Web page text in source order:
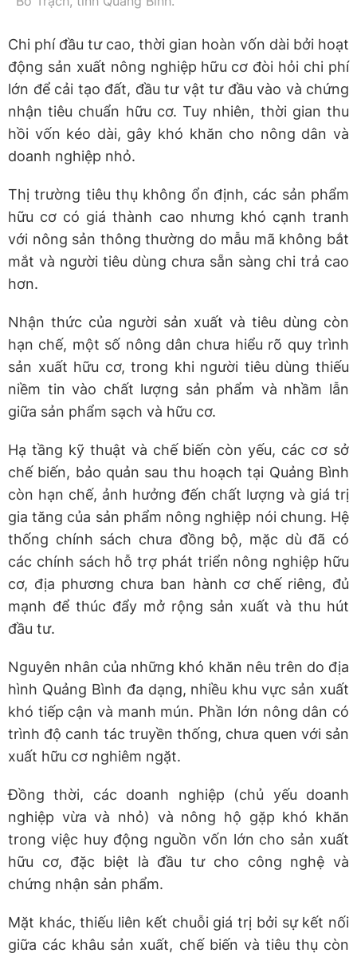
Chi phí đầu tư cao, thời gian hoàn vốn dài bởi hoạt
động sản xuất nông nghiệp hữu cơ đòi hỏi chi phí
lớn để cải tạo đất, đầu tư vật tư đầu vào và chứng
nhận tiêu chuẩn hữu cơ. Tuy nhiên, thời gian thu
hồi vốn kéo dài, gây khó khăn cho nông dân và
doanh nghiệp nhỏ.
Thị trường tiêu thụ không ổn định, các sản phẩm
hữu cơ có giá thành cao nhưng khó cạnh tranh
với nông sản thông thường do mẫu mã không bắt
mắt và người tiêu dùng chưa sẵn sàng chi trả cao
hơn.
Nhận thức của người sản xuất và tiêu dùng còn
hạn chế, một số nông dân chưa hiểu rõ quy trình
sản xuất hữu cơ, trong khi người tiêu dùng thiếu
niềm tin vào chất lượng sản phẩm và nhầm lẫn
giữa sản phẩm sạch và hữu cơ.
Hạ tầng kỹ thuật và chế biến còn yếu, các cơ sở
chế biến, bảo quản sau thu hoạch tại Quảng Bình
còn hạn chế, ảnh hưởng đến chất lượng và giá trị
gia tăng của sản phẩm nông nghiệp nói chung. Hệ
thống chính sách chưa đồng bộ, mặc dù đã có
các chính sách hỗ trợ phát triển nông nghiệp hữu
cơ, địa phương chưa ban hành cơ chế riêng, đủ
mạnh để thúc đẩy mở rộng sản xuất và thu hút
đầu tư.
Nguyên nhân của những khó khăn nêu trên do địa
hình Quảng Bình đa dạng, nhiều khu vực sản xuất
khó tiếp cận và manh mún. Phần lớn nông dân có
trình độ canh tác truyền thống, chưa quen với sản
xuất hữu cơ nghiêm ngặt.
Đồng thời, các doanh nghiệp (chủ yếu doanh
nghiệp vừa và nhỏ) và nông hộ gặp khó khăn
trong việc huy động nguồn vốn lớn cho sản xuất
hữu cơ, đặc biệt là đầu tư cho công nghệ và
chứng nhận sản phẩm.
Mặt khác, thiếu liên kết chuỗi giá trị bởi sự kết nối
giữa các khâu sản xuất, chế biến và tiêu thụ còn